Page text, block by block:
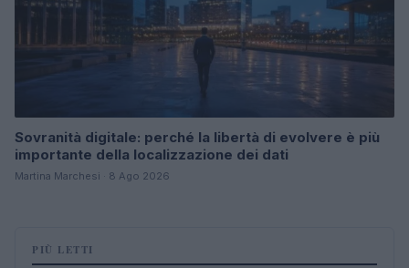
Sovranità digitale: perché la libertà di evolvere è più
importante della localizzazione dei dati
Martina Marchesi · 8 Ago 2026
PIÙ LETTI